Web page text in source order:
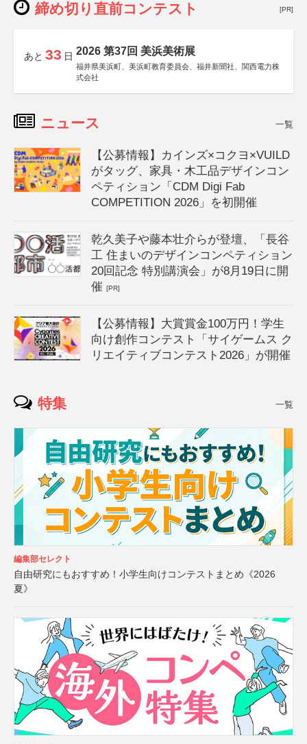
締め切り直前コンテスト [PR]
あと 33 日 2026 第37回 美浜美術展
福井県美浜町、美浜町教育委員会、福井新聞社、関西電力株
式会社
ニュース 一覧
【公募情報】カインズ×コクヨ×VUILD
がタッグ、家具・木工品デザインコン
ペティション「CDM Digi Fab
COMPETITION 2026」を初開催
乾久美子や藤本壮介らが登壇、「長谷
工 住まいのデザインコンペティション
20回記念 特別講演会」が8月19日に開
催[PR]
【公募情報】大賞賞金100万円！学生
向け創作コンテスト「サイゲームス ク
リエイティブコンテスト2026」が開催
特集 一覧
編集部セレクト
自由研究にもおすすめ！小学生向けコンテストまとめ《2026
夏》